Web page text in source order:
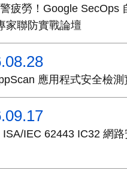
疲勞！Google SecOps
家聯防實戰論壇
應用程式安全檢測
ISA/IEC 62443 IC32 網